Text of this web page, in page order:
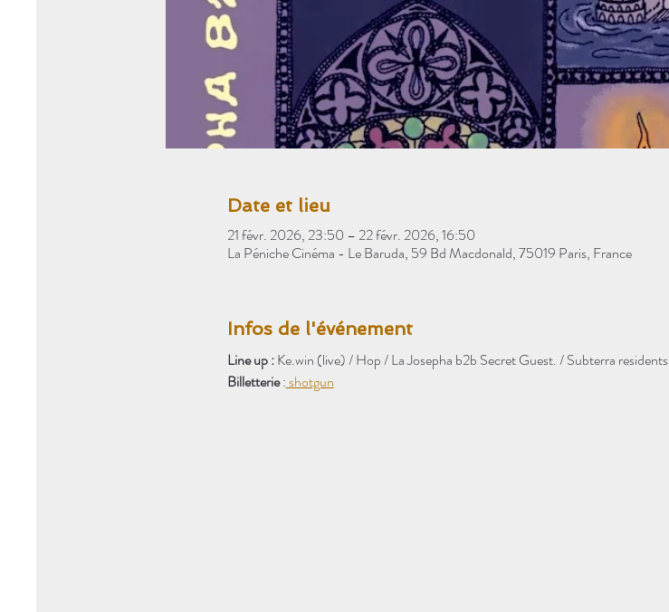
Date et lieu
21 févr. 2026, 23:50 – 22 févr. 2026, 16:50
La Péniche Cinéma - Le Baruda, 59 Bd Macdonald, 75019 Paris, France
Infos de l'événement
Line up : Ke.win (live) / Hop / La Josepha b2b Secret Guest. / Subterra residents
Billetterie : shotgun